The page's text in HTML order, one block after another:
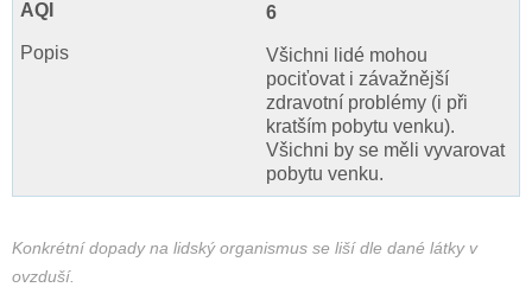
6
Všichni lidé mohou
pociťovat i závažnější
zdravotní problémy (i při
kratším pobytu venku).
Všichni by se měli vyvarovat
pobytu venku.
Konkrétní dopady na lidský organismus se liší dle dané látky v
ovzduší.